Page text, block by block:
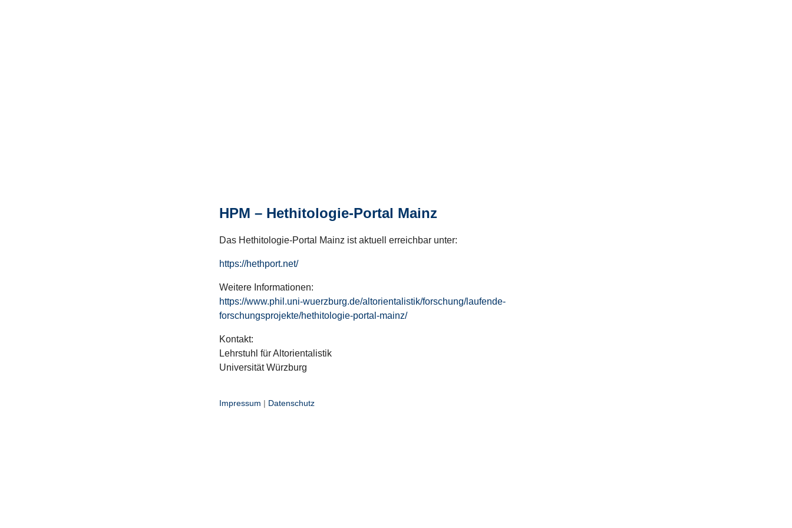
HPM – Hethitologie-Portal Mainz
Das Hethitologie-Portal Mainz ist aktuell erreichbar unter:
https://hethport.net/
Weitere Informationen:
https://www.phil.uni-wuerzburg.de/altorientalistik/forschung/laufende-
forschungsprojekte/hethitologie-portal-mainz/
Kontakt:
Lehrstuhl für Altorientalistik
Universität Würzburg
Impressum | Datenschutz